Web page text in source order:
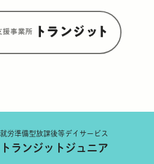
就労準備型放課後等デイサービス
トランジットジュニア